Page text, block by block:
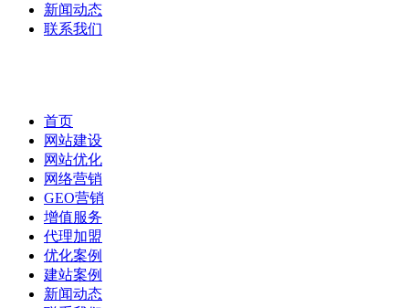
新闻动态
联系我们
首页
网站建设
网站优化
网络营销
GEO营销
增值服务
代理加盟
优化案例
建站案例
新闻动态